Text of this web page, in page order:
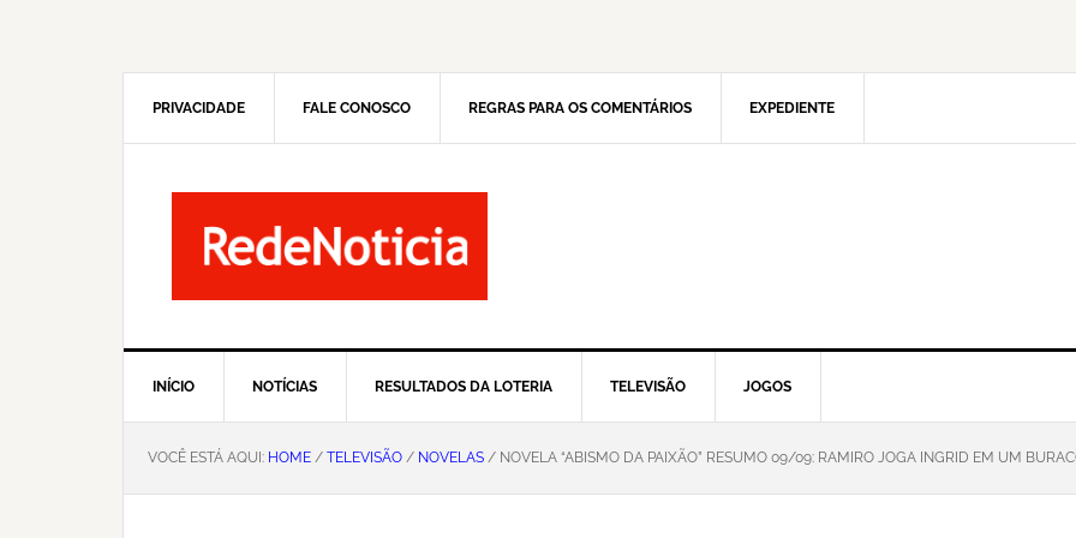
PRIVACIDADE FALE CONOSCO REGRAS PARA OS COMENTÁRIOS EXPEDIENTE
INÍCIO NOTÍCIAS RESULTADOS DA LOTERIA TELEVISÃO JOGOS
VOCÊ ESTÁ AQUI: HOME / TELEVISÃO / NOVELAS / NOVELA “ABISMO DA PAIXÃO” RESUMO 09/09: RAMIRO JOGA INGRID EM UM